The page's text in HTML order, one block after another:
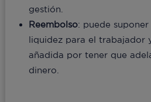
gestión.
Reembolso: puede
liquidez para el trabajador
añadida por tener que
dinero.